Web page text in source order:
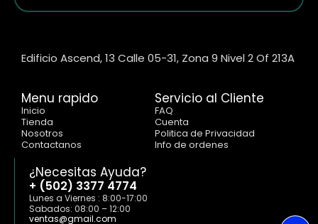
Edificio Ascend, 13 Calle 05-31, Zona 9 Nivel 2 Of 213A
Menu rapido
Inicio
Tienda
Nosotros
Contactanos
Servicio al Cliente
FAQ
Cuenta
Politica de Privacidad
Info de ordenes
¿Necesitas Ayuda?
+ (502) 3377 4774
Lunes a Viernes : 8:00-17:00
Sabados: 08:00 – 12:00
ventas@gmail.com